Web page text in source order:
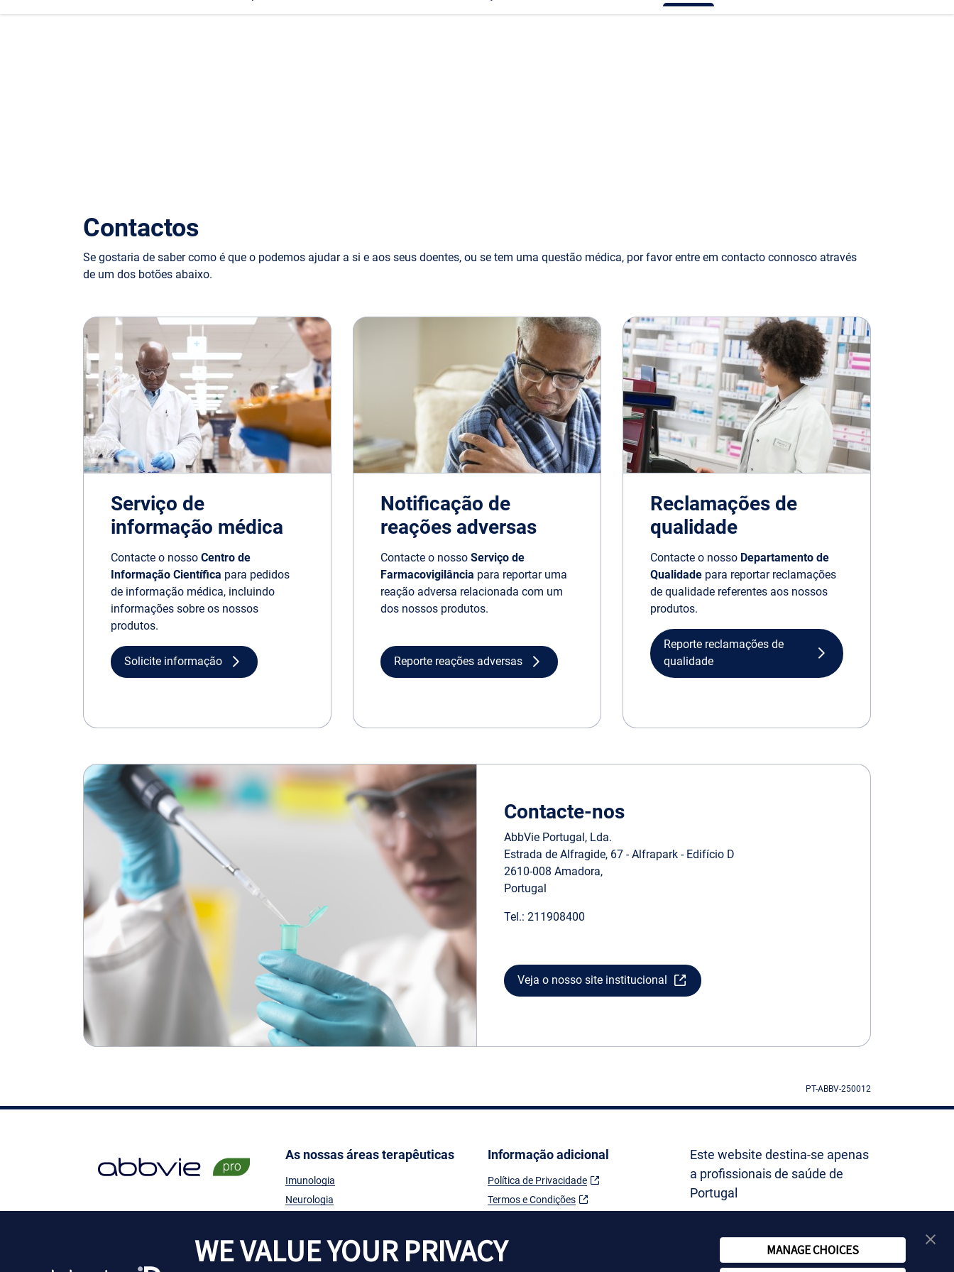
Contactos
Se gostaria de saber como é que o podemos ajudar a si e aos seus doentes, ou se tem uma questão médica, por favor entre em contacto connosco através
de um dos botões abaixo.
Serviço de
informação médica
Contacte o nosso Centro de
Informação Científica para pedidos
de informação médica, incluindo
informações sobre os nossos
produtos.
Solicite informação
Notificação de
reações adversas
Contacte o nosso Serviço de
Farmacovigilância para reportar uma
reação adversa relacionada com um
dos nossos produtos.
Reporte reações adversas
Reclamações de
qualidade
Contacte o nosso Departamento de
Qualidade para reportar reclamações
de qualidade referentes aos nossos
produtos.
Reporte reclamações de
qualidade
Contacte-nos
AbbVie Portugal, Lda.
Estrada de Alfragide, 67 - Alfrapark - Edifício D
2610-008 Amadora,
Portugal
Tel.: 211908400
Veja o nosso site institucional
PT-ABBV-250012
As nossas áreas terapêuticas
Imunologia
Neurologia
Virologia
Informação adicional
Política de Privacidade
Termos e Condições
Contactos
Este website destina-se apenas
a profissionais de saúde de
Portugal
WE VALUE YOUR PRIVACY MANAGE CHOICES